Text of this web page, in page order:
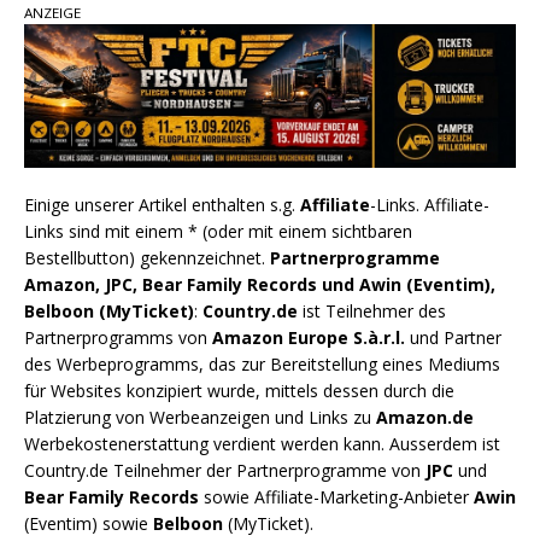
ANZEIGE
Einige unserer Artikel enthalten s.g. Affiliate-Links. Affiliate-
Links sind mit einem * (oder mit einem sichtbaren
Bestellbutton) gekennzeichnet. Partnerprogramme
Amazon, JPC, Bear Family Records und Awin (Eventim),
Belboon (MyTicket): Country.de ist Teilnehmer des
Partnerprogramms von Amazon Europe S.à.r.l. und Partner
des Werbeprogramms, das zur Bereitstellung eines Mediums
für Websites konzipiert wurde, mittels dessen durch die
Platzierung von Werbeanzeigen und Links zu Amazon.de
Werbekostenerstattung verdient werden kann. Ausserdem ist
Country.de Teilnehmer der Partnerprogramme von JPC und
Bear Family Records sowie Affiliate-Marketing-AnbieterAwin
(Eventim) sowie Belboon (MyTicket).